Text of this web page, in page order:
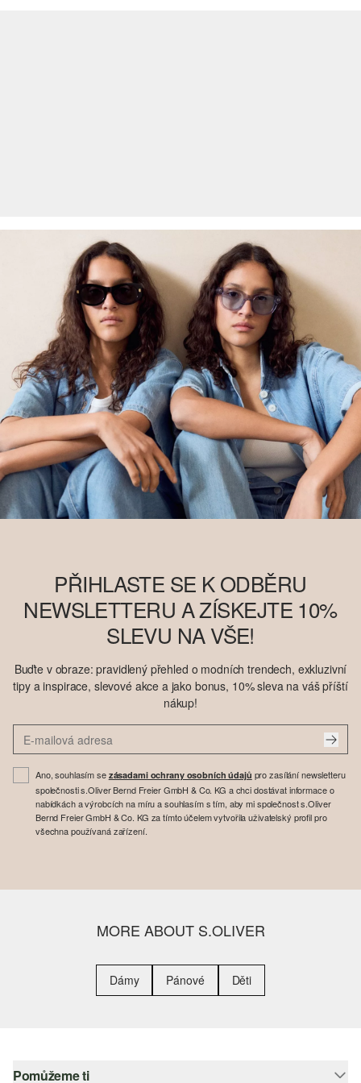
PŘIHLASTE SE K ODBĚRU
NEWSLETTERU A ZÍSKEJTE 10%
SLEVU NA VŠE!
Buďte v obraze: pravidlený přehled o modních trendech, exkluzivní
tipy a inspirace, slevové akce a jako bonus, 10% sleva na váš příští
nákup!
Ano, souhlasím se zásadami ochrany osobních údajů pro zasílání newsletteru
společnosti s.Oliver Bernd Freier GmbH & Co. KG a chci dostávat informace o
nabídkách a výrobcích na míru a souhlasím s tím, aby mi společnost s.Oliver
Bernd Freier GmbH & Co. KG za tímto účelem vytvořila uživatelský profil pro
všechna používaná zařízení.
MORE ABOUT S.OLIVER
Dámy Pánové Děti
Pomůžeme ti